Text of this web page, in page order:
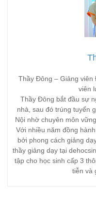
Thầy Đông – Giảng viên
viên
Thầy Đông bắt đầu sự
nhà, sau đó trúng tuyển
Nội nhờ chuyên môn
Với nhiều năm đồng
bởi phong cách giảng
thầy giảng dạy tại
tập cho học sinh cấp 3
tiễn và